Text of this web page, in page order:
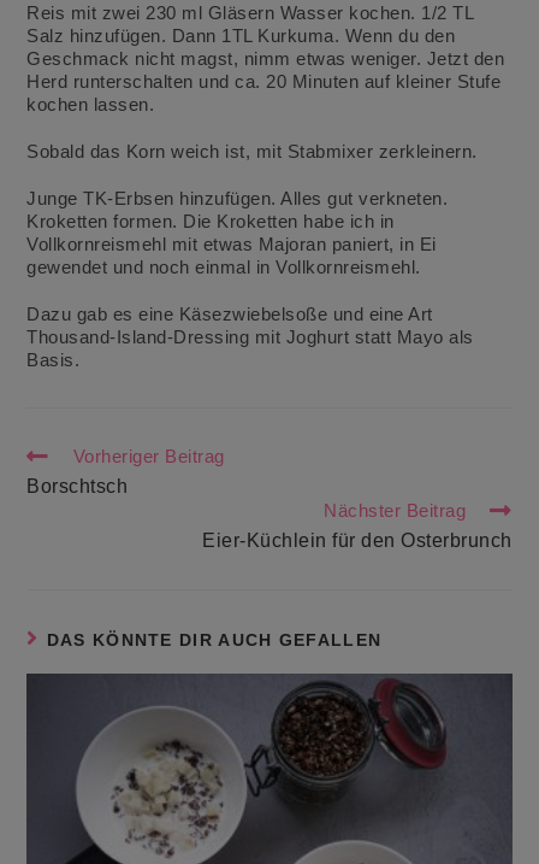
Reis mit zwei 230 ml Gläsern Wasser kochen. 1/2 TL
Salz hinzufügen. Dann 1TL Kurkuma. Wenn du den
Geschmack nicht magst, nimm etwas weniger. Jetzt den
Herd runterschalten und ca. 20 Minuten auf kleiner Stufe
kochen lassen. ⠀⠀⠀⠀⠀
Sobald das Korn weich ist, mit Stabmixer zerkleinern. ⠀⠀
Junge TK-Erbsen hinzufügen. Alles gut verkneten.
Kroketten formen. Die Kroketten habe ich in
Vollkornreismehl mit etwas Majoran paniert, in Ei
gewendet und noch einmal in Vollkornreismehl.
Dazu gab es eine Käsezwiebelsoße und eine Art
Thousand-Island-Dressing mit Joghurt statt Mayo als
Basis.
Weitere
Artikel
ansehen
Vorheriger Beitrag
Borschtsch
Nächster Beitrag
Eier-Küchlein für den Osterbrunch
DAS KÖNNTE DIR AUCH GEFALLEN